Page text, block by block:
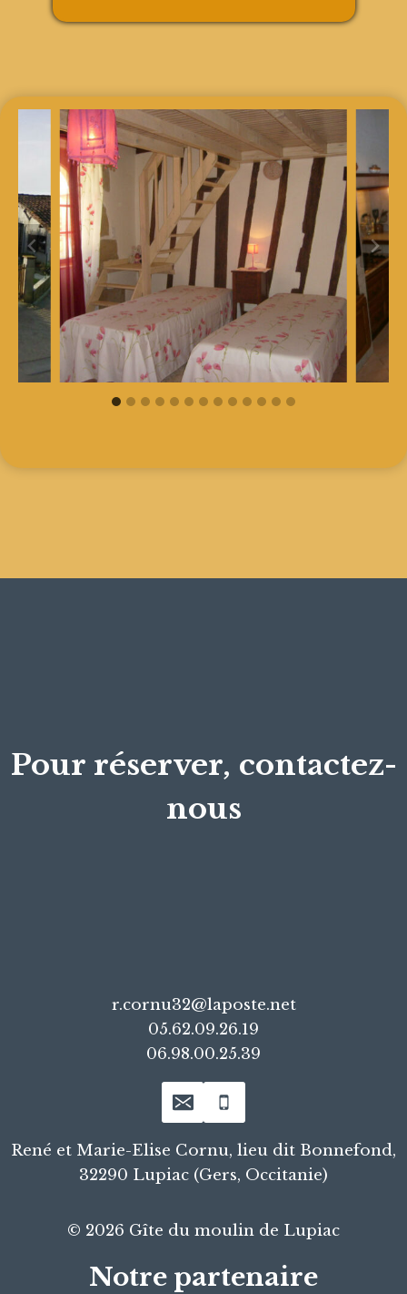
Pour réserver, contactez-
nous
r.cornu32@laposte.net
05.62.09.26.19
06.98.00.25.39
René et Marie-Elise Cornu, lieu dit Bonnefond,
32290 Lupiac (Gers, Occitanie)
© 2026 Gîte du moulin de Lupiac
Notre partenaire